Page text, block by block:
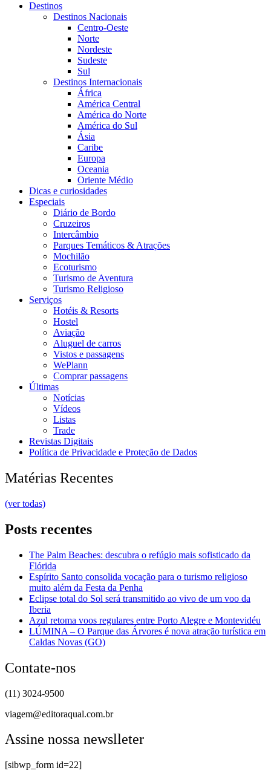
Destinos
Destinos Nacionais
Centro-Oeste
Norte
Nordeste
Sudeste
Sul
Destinos Internacionais
África
América Central
América do Norte
América do Sul
Ásia
Caribe
Europa
Oceania
Oriente Médio
Dicas e curiosidades
Especiais
Diário de Bordo
Cruzeiros
Intercâmbio
Parques Temáticos & Atrações
Mochilão
Ecoturismo
Turismo de Aventura
Turismo Religioso
Serviços
Hotéis & Resorts
Hostel
Aviação
Aluguel de carros
Vistos e passagens
WePlann
Comprar passagens
Últimas
Notícias
Vídeos
Listas
Trade
Revistas Digitais
Política de Privacidade e Proteção de Dados
Matérias Recentes
(ver todas)
Posts recentes
The Palm Beaches: descubra o refúgio mais sofisticado da
Flórida
Espírito Santo consolida vocação para o turismo religioso
muito além da Festa da Penha
Eclipse total do Sol será transmitido ao vivo de um voo da
Iberia
Azul retoma voos regulares entre Porto Alegre e Montevidéu
LÚMINA – O Parque das Árvores é nova atração turística em
Caldas Novas (GO)
Contate-nos
(11) 3024-9500
viagem@editoraqual.com.br
Assine nossa newslleter
[sibwp_form id=22]